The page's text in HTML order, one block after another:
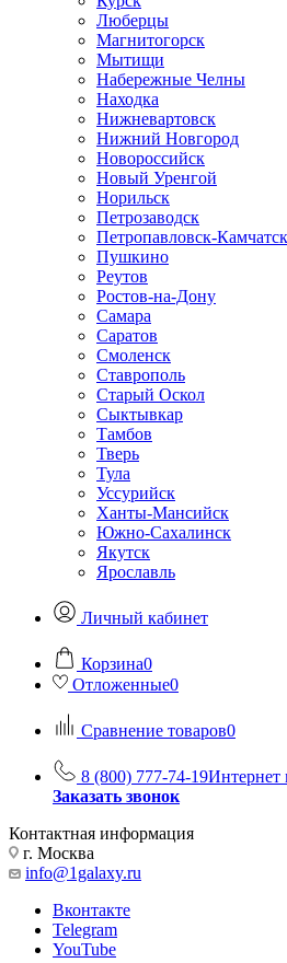
Люберцы
Магнитогорск
Мытищи
Набережные Челны
Находка
Нижневартовск
Нижний Новгород
Новороссийск
Новый Уренгой
Норильск
Петрозаводск
Петропавловск-
Пушкино
Реутов
Ростов-на-Дону
Самара
Саратов
Смоленск
Ставрополь
Старый Оскол
Сыктывкар
Тамбов
Тверь
Тула
Уссурийск
Ханты-Мансийск
Южно-Сахалинск
Якутск
Ярославль
Личный кабинет
Корзина0
Отложенные0
Сравнение товаров0
8 (800) 777-74-19Интернет
Заказать звонок
Контактная информация
г. Москва
info@1galaxy.ru
Вконтакте
Telegram
YouTube